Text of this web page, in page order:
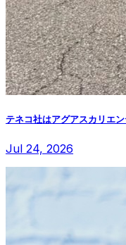
テネコ社はアグアスカリエ
Jul 24, 2026